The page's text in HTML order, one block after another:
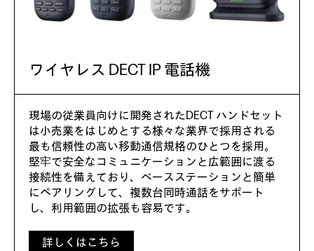
ワイヤレス DECT IP 電話機
現場の従業員向けに開発されたDECT ハンドセット
は小売業をはじめとする様々な業界で採用される
最も信頼性の高い移動通信規格のひとつを採用。
堅牢で安全なコミュニケーションと広範囲に渡る
接続性を備えており、ベースステーションと簡単
にペアリングして、複数台同時通話をサポート
し、利用範囲の拡張も容易です。
詳しくはこちら